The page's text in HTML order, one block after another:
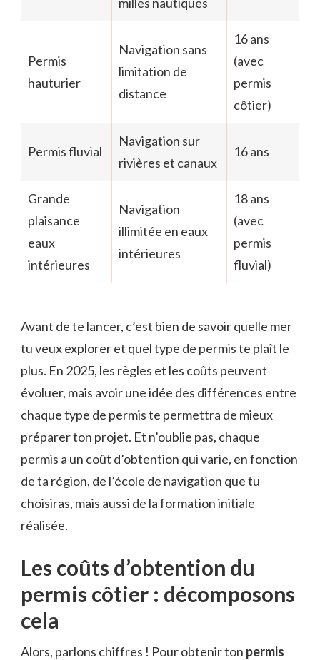
Permis
hauturier
Navigation sans
limitation de
distance
16 ans
(avec
permis
côtier)
Permis fluvial
Navigation sur
rivières et canaux
16 ans
Grande
plaisance
eaux
intérieures
Navigation
illimitée en eaux
intérieures
18 ans
(avec
permis
fluvial)
Avant de te lancer, c’est bien de savoir quelle mer
tu veux explorer et quel type de permis te plaît le
plus. En 2025, les règles et les coûts peuvent
évoluer, mais avoir une idée des différences entre
chaque type de permis te permettra de mieux
préparer ton projet. Et n’oublie pas, chaque
permis a un coût d’obtention qui varie, en fonction
de ta région, de l’école de navigation que tu
choisiras, mais aussi de la formation initiale
réalisée.
Les coûts d’obtention du
permis côtier : décomposons
cela
Alors, parlons chiffres ! Pour obtenir ton permis